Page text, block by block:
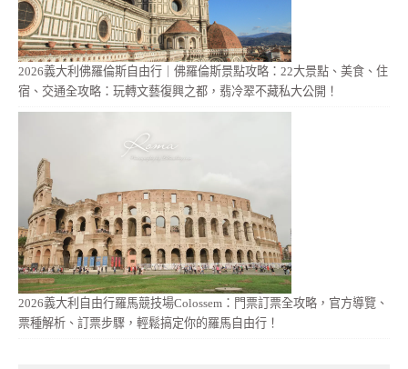
2026義大利佛羅倫斯自由行｜佛羅倫斯景點攻略：22大景點、美食、住
宿、交通全攻略：玩轉文藝復興之都，翡冷翠不藏私大公開！
2026義大利自由行羅馬競技場Colossem：門票訂票全攻略，官方導覽、
票種解析、訂票步驟，輕鬆搞定你的羅馬自由行！